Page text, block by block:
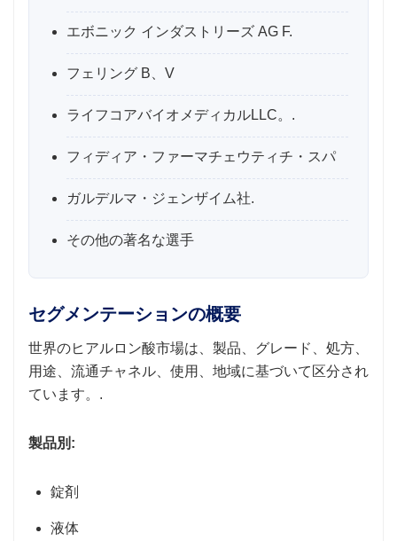
エボニック インダストリーズ AG F.
フェリング B、V
ライフコアバイオメディカルLLC。.
フィディア・ファーマチェウティチ・スパ
ガルデルマ・ジェンザイム社.
その他の著名な選手
セグメンテーションの概要
世界のヒアルロン酸市場は、製品、グレード、処方、
用途、流通チャネル、使用、地域に基づいて区分され
ています。.
製品別:
錠剤
液体